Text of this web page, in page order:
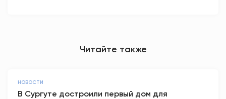
Читайте также
НОВОСТИ
В Сургуте достроили первый дом для